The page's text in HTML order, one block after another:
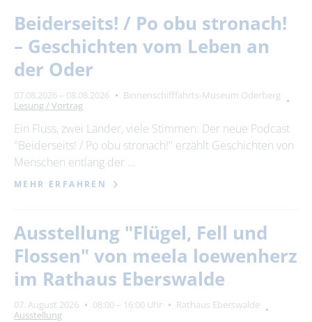
August 2026
Mo Di Mi Do Fr Sa So
1
3
4
10
11 12 13 14 15
16
17
18 19 20 21 22
23
24
25 26 27 28 29
30
Zeitraum
von
Beiderseits! / Po obu stronach!
– Geschichten vom Leben an
der Oder
07.08.2026 – 08.08.2026
Binnenschifffahrts-Museum Oderberg
Lesung / Vortrag
Ein Fluss, zwei Länder, viele Stimmen: Der neue Podcast
"Beiderseits! / Po obu stronach!" erzählt Geschichten von
Menschen entlang der …
MEHR ERFAHREN
Ausstellung "Flügel, Fell und
Flossen" von meela loewenherz
im Rathaus Eberswalde
07. August 2026 08:00 – 16:00 Uhr
Rathaus Eberswalde
Ausstellung